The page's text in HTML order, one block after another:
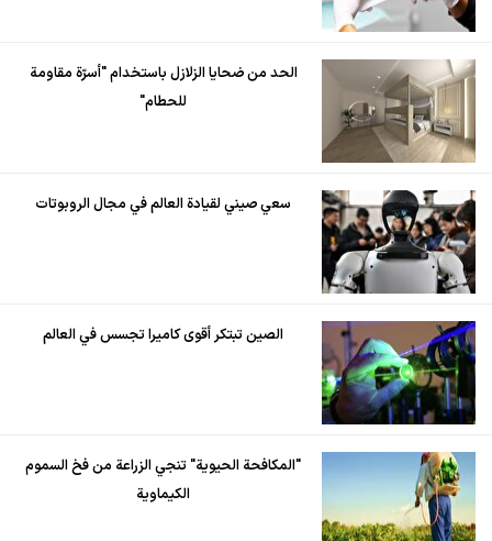
الحد من ضحايا الزلازل باستخدام "أسرّة مقاومة
للحطام"
سعي صيني لقيادة العالم في مجال الروبوتات
الصين تبتكر أقوى كاميرا تجسس في العالم
"المكافحة الحيوية" تنجي الزراعة من فخ السموم
الكيماوية